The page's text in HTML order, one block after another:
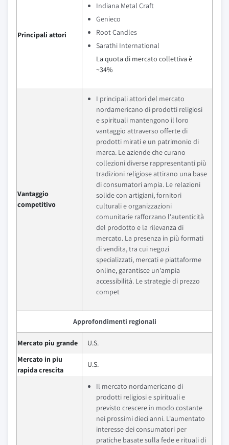
Principali attori
Indiana Metal Craft
Genieco
Root Candles
Sarathi International
La quota di mercato collettiva è
~34%
Vantaggio
competitivo
I principali attori del mercato
nordamericano di prodotti religiosi
e spirituali mantengono il loro
vantaggio attraverso offerte di
prodotti mirati e un patrimonio di
marca. Le aziende che curano
collezioni diverse rappresentanti più
tradizioni religiose attirano una base
di consumatori ampia. Le relazioni
solide con artigiani, fornitori
culturali e organizzazioni
comunitarie rafforzano l'autenticità
del prodotto e la rilevanza di
mercato. La presenza in più formati
di vendita, tra cui negozi
specializzati, mercati e piattaforme
online, garantisce un'ampia
accessibilità. Le strategie di prezzo
compet
Approfondimenti regionali
Mercato piu grande
U.S.
Mercato in piu
rapida crescita
U.S.
Il mercato nordamericano di
prodotti religiosi e spirituali e
previsto crescere in modo costante
nei prossimi dieci anni. L'aumentato
interesse dei consumatori per
pratiche basate sulla fede e rituali di